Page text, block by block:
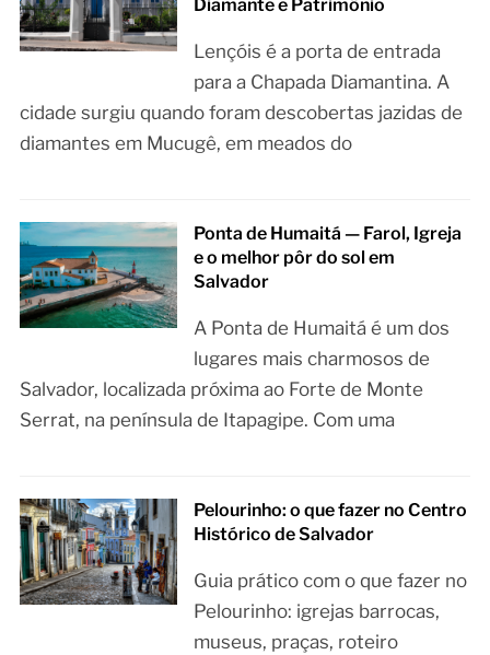
Diamante e Patrimônio
Lençóis é a porta de entrada
para a Chapada Diamantina. A
cidade surgiu quando foram descobertas jazidas de
diamantes em Mucugê, em meados do
Ponta de Humaitá — Farol, Igreja
e o melhor pôr do sol em
Salvador
A Ponta de Humaitá é um dos
lugares mais charmosos de
Salvador, localizada próxima ao Forte de Monte
Serrat, na península de Itapagipe. Com uma
Pelourinho: o que fazer no Centro
Histórico de Salvador
Guia prático com o que fazer no
Pelourinho: igrejas barrocas,
museus, praças, roteiro